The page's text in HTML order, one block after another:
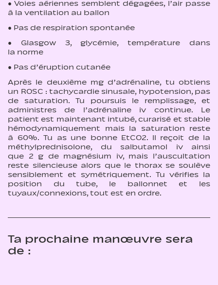
• Voies aériennes semblent dégagées, l’air passe
à la ventilation au ballon
• Pas de respiration spontanée
• Glasgow 3, glycémie, température dans
la norme
• Pas d’éruption cutanée
Après le deuxième mg d’adrénaline, tu obtiens
un ROSC : tachycardie sinusale, hypotension, pas
de saturation. Tu poursuis le remplissage, et
administres de l’adrénaline iv continue. Le
patient est maintenant intubé, curarisé et stable
hémodynamiquement mais la saturation reste
à 60%. Tu as une bonne EtCO2. Il reçoit de la
méthylprednisolone, du salbutamol iv ainsi
que 2 g de magnésium iv, mais l’auscultation
reste silencieuse alors que le thorax se soulève
sensiblement et symétriquement. Tu vérifies la
position du tube, le ballonnet et les
tuyaux/connexions, tout est en ordre.
Ta prochaine manœuvre sera
de :